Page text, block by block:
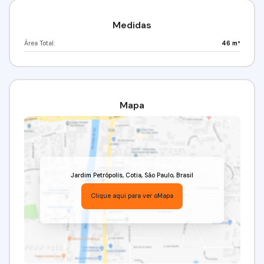
Medidas
Área Total: 46 m²
Mapa
Jardim Petrópolis, Cotia, São Paulo, Brasil
Clique aqui para ver oMapa